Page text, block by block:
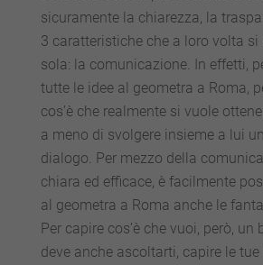
sicuramente la chiarezza, la
3 caratteristiche che a loro volta
sola: la comunicazione. In effetti,
tutte le idee al geometra a Roma,
cos’è che realmente si vuole
a meno di svolgere insieme a lui
dialogo. Per mezzo della
chiara ed efficace, è facilmente
al geometra a Roma anche le
Per capire cos’è che vuoi, però, un
deve anche ascoltarti, capire le tue